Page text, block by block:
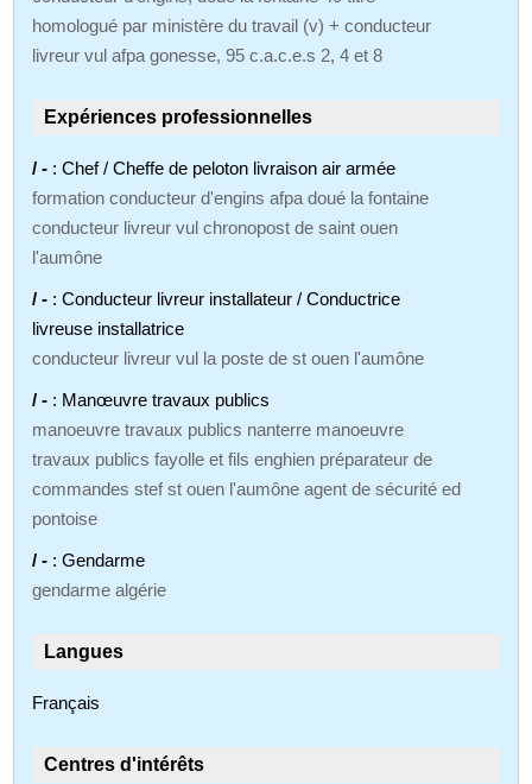
homologué par ministère du travail (v) + conducteur
livreur vul afpa gonesse, 95 c.a.c.e.s 2, 4 et 8
Expériences professionnelles
/ - : Chef / Cheffe de peloton livraison air armée
formation conducteur d'engins afpa doué la fontaine
conducteur livreur vul chronopost de saint ouen
l'aumône
/ - : Conducteur livreur installateur / Conductrice
livreuse installatrice
conducteur livreur vul la poste de st ouen l'aumône
/ - : Manœuvre travaux publics
manoeuvre travaux publics nanterre manoeuvre
travaux publics fayolle et fils enghien préparateur de
commandes stef st ouen l'aumône agent de sécurité ed
pontoise
/ - : Gendarme
gendarme algérie
Langues
Français
Centres d'intérêts